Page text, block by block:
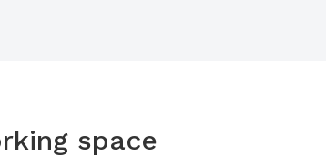
space